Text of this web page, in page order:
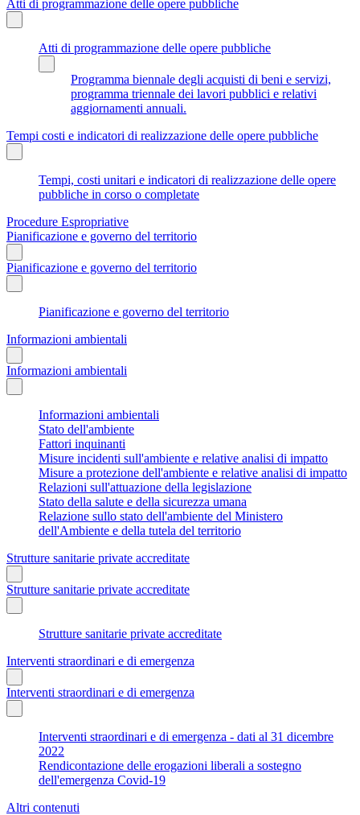
Atti di programmazione delle opere pubbliche
Atti di programmazione delle opere pubbliche
Programma biennale degli acquisti di beni e servizi,
programma triennale dei lavori pubblici e relativi
aggiornamenti annuali.
Tempi costi e indicatori di realizzazione delle opere pubbliche
Tempi, costi unitari e indicatori di realizzazione delle opere
pubbliche in corso o completate
Procedure Espropriative
Pianificazione e governo del territorio
Pianificazione e governo del territorio
Pianificazione e governo del territorio
Informazioni ambientali
Informazioni ambientali
Informazioni ambientali
Stato dell'ambiente
Fattori inquinanti
Misure incidenti sull'ambiente e relative analisi di impatto
Misure a protezione dell'ambiente e relative analisi di impatto
Relazioni sull'attuazione della legislazione
Stato della salute e della sicurezza umana
Relazione sullo stato dell'ambiente del Ministero
dell'Ambiente e della tutela del territorio
Strutture sanitarie private accreditate
Strutture sanitarie private accreditate
Strutture sanitarie private accreditate
Interventi straordinari e di emergenza
Interventi straordinari e di emergenza
Interventi straordinari e di emergenza - dati al 31 dicembre
2022
Rendicontazione delle erogazioni liberali a sostegno
dell'emergenza Covid-19
Altri contenuti